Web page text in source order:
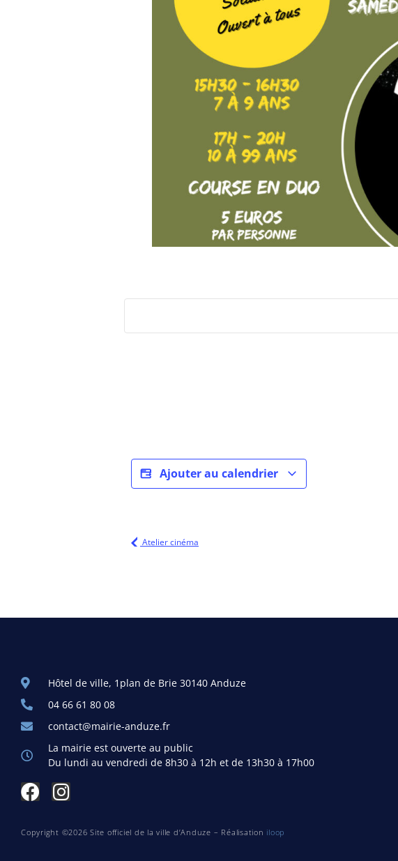
Ajouter au calendrier
Atelier cinéma
Hôtel de ville, 1plan de Brie 30140 Anduze
04 66 61 80 08
contact@mairie-anduze.fr
La mairie est ouverte au public
Du lundi au vendredi de 8h30 à 12h et de 13h30 à 17h00
Copyright ©2026 Site officiel de la ville d’Anduze – Réalisation iloop